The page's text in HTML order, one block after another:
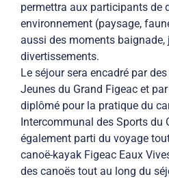
permettra aux participants de
environnement (paysage,
aussi des moments baignade,
divertissements.
Le séjour sera encadré par
Jeunes du Grand Figeac et
diplômé pour la pratique du
Intercommunal des Sports du
également parti du voyage
canoë-kayak Figeac Eaux
des canoës tout au long du